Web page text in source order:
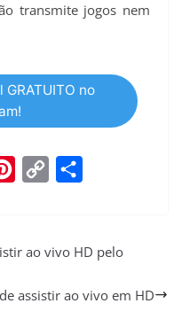
transmite jogos nem
no
p
L
a
e
ao vivo HD pelo
assistir ao vivo em HD